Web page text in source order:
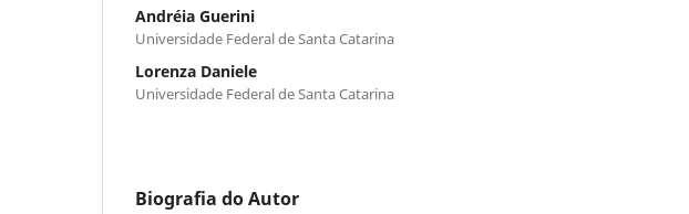
Andréia Guerini
Universidade Federal de Santa Catarina
Lorenza Daniele
Universidade Federal de Santa Catarina
Biografia do Autor